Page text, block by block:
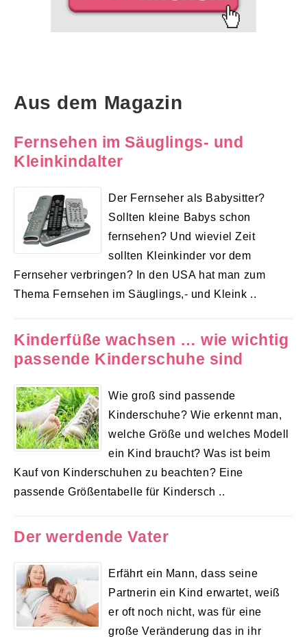
Aus dem Magazin
Fernsehen im Säuglings- und
Kleinkindalter
Der Fernseher als Babysitter?
Sollten kleine Babys schon
fernsehen? Und wieviel Zeit
sollten Kleinkinder vor dem
Fernseher verbringen? In den USA hat man zum
Thema Fernsehen im Säuglings,- und Kleink ..
Kinderfüße wachsen … wie wichtig
passende Kinderschuhe sind
Wie groß sind passende
Kinderschuhe? Wie erkennt man,
welche Größe und welches Modell
ein Kind braucht? Was ist beim
Kauf von Kinderschuhen zu beachten? Eine
passende Größentabelle für Kindersch ..
Der werdende Vater
Erfährt ein Mann, dass seine
Partnerin ein Kind erwartet, weiß
er oft noch nicht, was für eine
große Veränderung das in ihr